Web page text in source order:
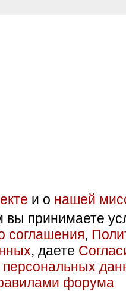
и о нашей
вы принимаете
соглашения,
, даете
персональных
форума